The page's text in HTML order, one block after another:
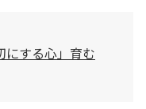
する心」育む